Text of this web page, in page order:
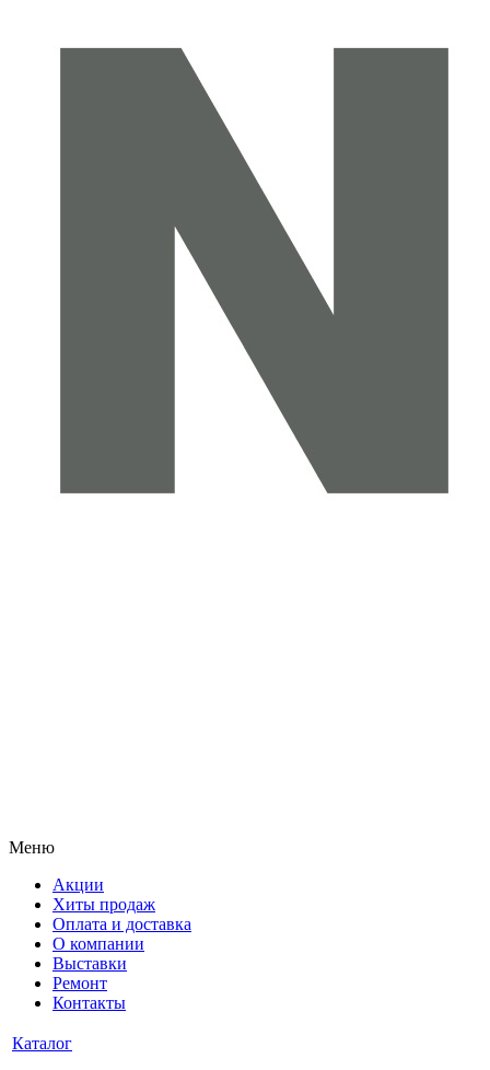
Меню
Акции
Хиты продаж
Оплата и доставка
О компании
Выставки
Ремонт
Контакты
Каталог